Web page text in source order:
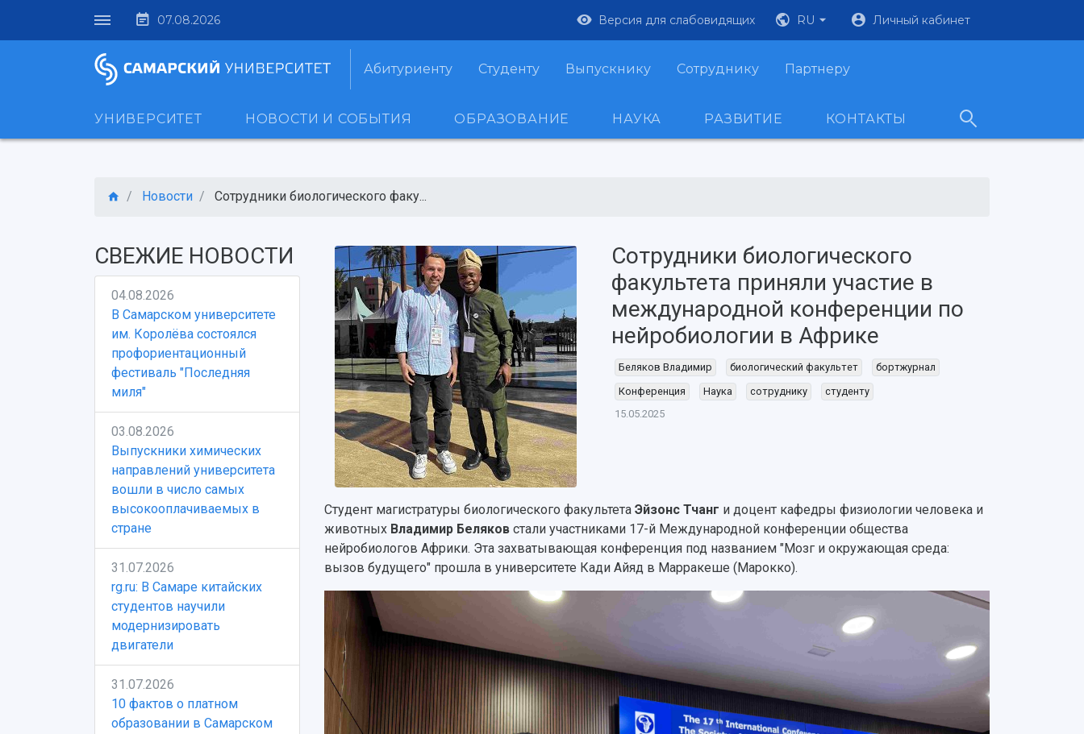
07.08.2026 Версия для слабовидящих RU Личный кабинет
Абитуриенту Студенту Выпускнику Сотруднику Партнеру
УНИВЕРСИТЕТ НОВОСТИ И СОБЫТИЯ ОБРАЗОВАНИЕ НАУКА РАЗВИТИЕ КОНТАКТЫ
Новости Сотрудники биологического факу...
СВЕЖИЕ НОВОСТИ
04.08.2026
В Самарском университете
им. Королёва состоялся
профориентационный
фестиваль "Последняя
миля"
03.08.2026
Выпускники химических
направлений университета
вошли в число самых
высокооплачиваемых в
стране
31.07.2026
rg.ru: В Самаре китайских
студентов научили
модернизировать
двигатели
31.07.2026
10 фактов о платном
образовании в Самарском
Сотрудники биологического
факультета приняли участие в
международной конференции по
нейробиологии в Африке
Беляков Владимир биологический факультет
бортжурнал
Конференция
Наука сотруднику
студенту
15.05.2025
Студент магистратуры биологического факультета Эйзонс Тчанг и доцент кафедры физиологии человека и
животных Владимир Беляков стали участниками 17-й Международной конференции общества
нейробиологов Африки. Эта захватывающая конференция под названием "Мозг и окружающая среда:
вызов будущего" прошла в университете Кади Айяд в Марракеше (Марокко).